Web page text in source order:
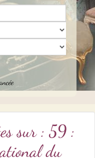
sur : 59 :
du